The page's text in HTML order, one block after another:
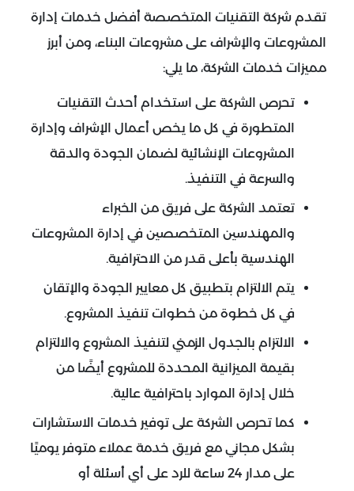
تقدم شركة التقنيات المتخصصة أفضل خدمات إدارة
المشروعات والإشراف على مشروعات البناء، ومن أبرز
مميزات خدمات الشركة، ما يلي:
تحرص الشركة على استخدام أحدث التقنيات
المتطورة في كل ما يخص أعمال الإشراف وإدارة
المشروعات الإنشائية لضمان الجودة والدقة
والسرعة في التنفيذ.
تعتمد الشركة على فريق من الخبراء
والمهندسين المتخصصين في إدارة المشروعات
الهندسية بأعلى قدر من الاحترافية.
يتم الالتزام بتطبيق كل معايير الجودة والإتقان
في كل خطوة من خطوات تنفيذ المشروع.
الالتزام بالجدول الزمني لتنفيذ المشروع والالتزام
بقيمة الميزانية المحددة للمشروع أيضًا من
خلال إدارة الموارد باحترافية عالية.
كما تحرص الشركة على توفير خدمات الاستشارات
بشكل مجاني مع فريق خدمة عملاء متوفر يوميًا
على مدار 24 ساعة للرد على أي أسئلة أو